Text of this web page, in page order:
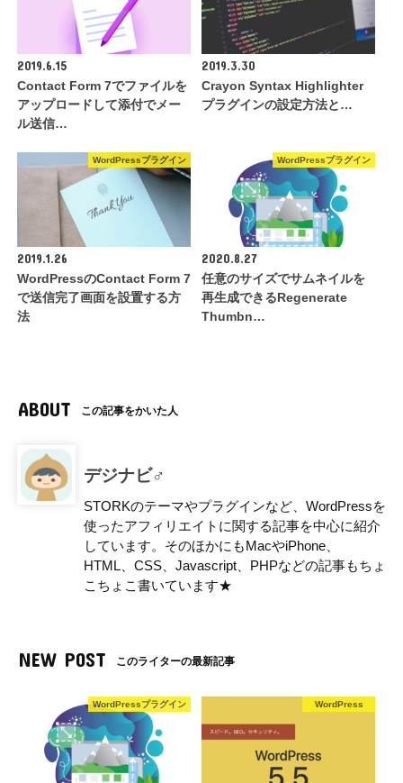
2019.6.15
Contact Form 7でファイルを
アップロードして添付でメー
ル送信…
2019.3.30
Crayon Syntax Highlighter
プラグインの設定方法と…
WordPressプラグイン
2019.1.26
WordPressのContact Form 7
で送信完了画面を設置する方
法
WordPressプラグイン
2020.8.27
任意のサイズでサムネイルを
再生成できるRegenerate
Thumbn…
ABOUT この記事をかいた人
デジナビ♂
STORKのテーマやプラグインなど、WordPressを
使ったアフィリエイトに関する記事を中心に紹介
しています。そのほかにもMacやiPhone、
HTML、CSS、Javascript、PHPなどの記事もちょ
こちょこ書いています★
NEW POST このライターの最新記事
WordPressプラグイン WordPress